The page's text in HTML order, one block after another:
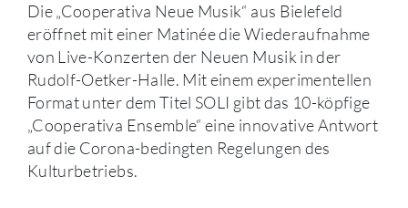
Die „Cooperativa Neue Musik“ aus Bielefeld
eröffnet mit einer Matinée die Wiederaufnahme
von Live-Konzerten der Neuen Musik in der
Rudolf-Oetker-Halle. Mit einem experimentellen
Format unter dem Titel SOLI gibt das 10-köpfige
„Cooperativa Ensemble“ eine innovative Antwort
auf die Corona-bedingten Regelungen des
Kulturbetriebs.